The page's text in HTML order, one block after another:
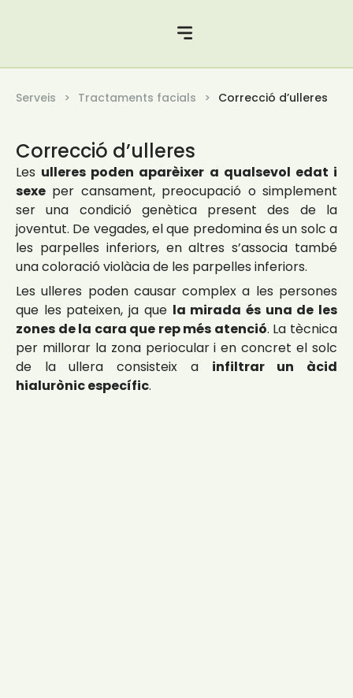
Serveis Tractaments facials Correcció d’ulleres
Correcció d’ulleres
Les ulleres poden aparèixer a qualsevol edat i
sexe per cansament, preocupació o simplement
ser una condició genètica present des de la
joventut. De vegades, el que predomina és un solc a
les parpelles inferiors, en altres s’associa també
una coloració violàcia de les parpelles inferiors.
Les ulleres poden causar complex a les persones
que les pateixen, ja que la mirada és una de les
zones de la cara que rep més atenció. La tècnica
per millorar la zona periocular i en concret el solc
de la ullera consisteix a infiltrar un àcid
hialurònic específic.